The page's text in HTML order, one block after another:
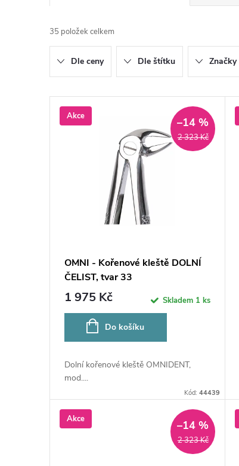
a
z
e
n
35 položek celkem
Dle ceny Dle štítku Značky
V
k
Akce
2 323 Kč
–14 %
OMNI - Kořenové kleště DOLNÍ
ČELIST, tvar 33
1 975 Kč Skladem 1 ks
Do košíku
Dolní kořenové kleště OMNIDENT,
mod....
Kód:44439
Akce
2 323 Kč
–14 %